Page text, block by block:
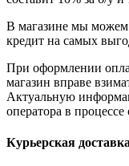
В магазине мы можем
кредит на самых
При оформлении
магазин вправе
Актуальную
оператора в
Курьерская